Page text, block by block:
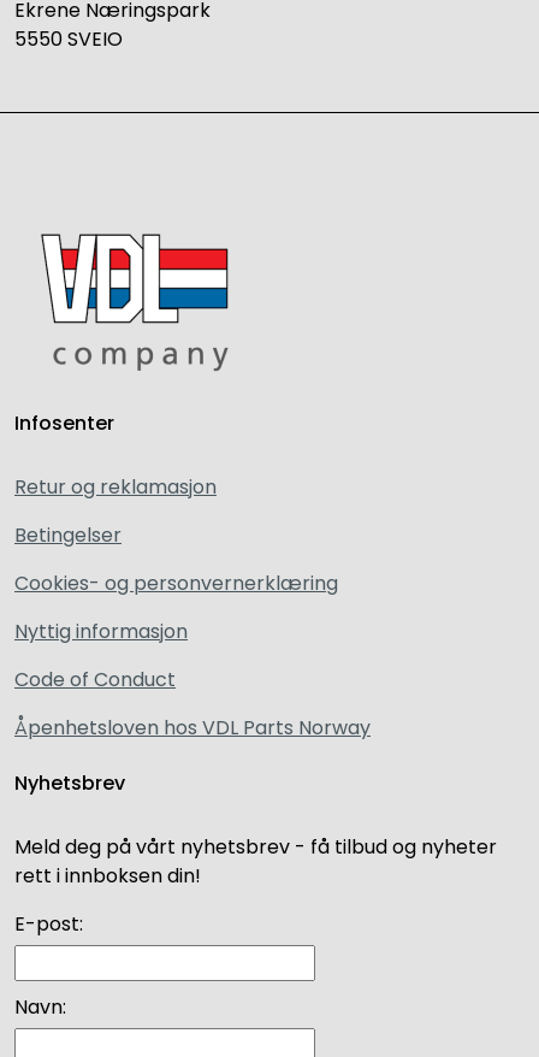
Ekrene Næringspark
5550 SVEIO
Infosenter
Retur og reklamasjon
Betingelser
Cookies- og personvernerklæring
Nyttig informasjon
Code of Conduct
Åpenhetsloven hos VDL Parts Norway
Nyhetsbrev
Meld deg på vårt nyhetsbrev - få tilbud og nyheter
rett i innboksen din!
E-post:
Navn: